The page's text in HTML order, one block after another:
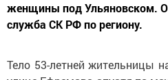
женщины под Ульяновском.
служба СК РФ по региону.
Тело 53-летней жительницы